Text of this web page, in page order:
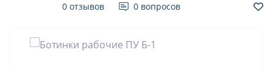
0 отзывов 0 вопросов